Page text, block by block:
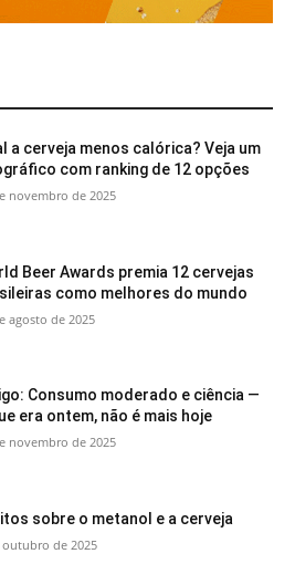
a cerveja menos calórica? Veja um
com ranking de 12 opções
novembro de 2025
Beer Awards premia 12 cervejas
como melhores do mundo
agosto de 2025
Consumo moderado e ciência —
era ontem, não é mais hoje
novembro de 2025
sobre o metanol e a cerveja
outubro de 2025